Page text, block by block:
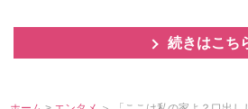
続きはこち